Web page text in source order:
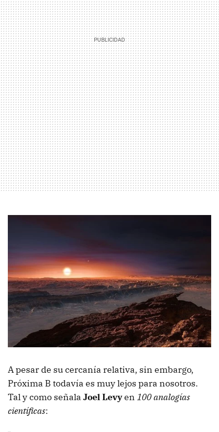
A pesar de su cercanía relativa, sin embargo,
Próxima B todavía es muy lejos para nosotros.
Tal y como señala Joel Levyen 100 analogías
científicas: